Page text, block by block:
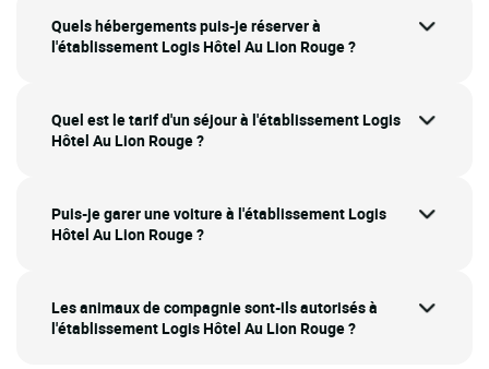
Quels hébergements puis-je réserver à
l'établissement Logis Hôtel Au Lion Rouge ?
Quel est le tarif d'un séjour à l'établissement Logis
Hôtel Au Lion Rouge ?
Puis-je garer une voiture à l'établissement Logis
Hôtel Au Lion Rouge ?
Les animaux de compagnie sont-ils autorisés à
l'établissement Logis Hôtel Au Lion Rouge ?